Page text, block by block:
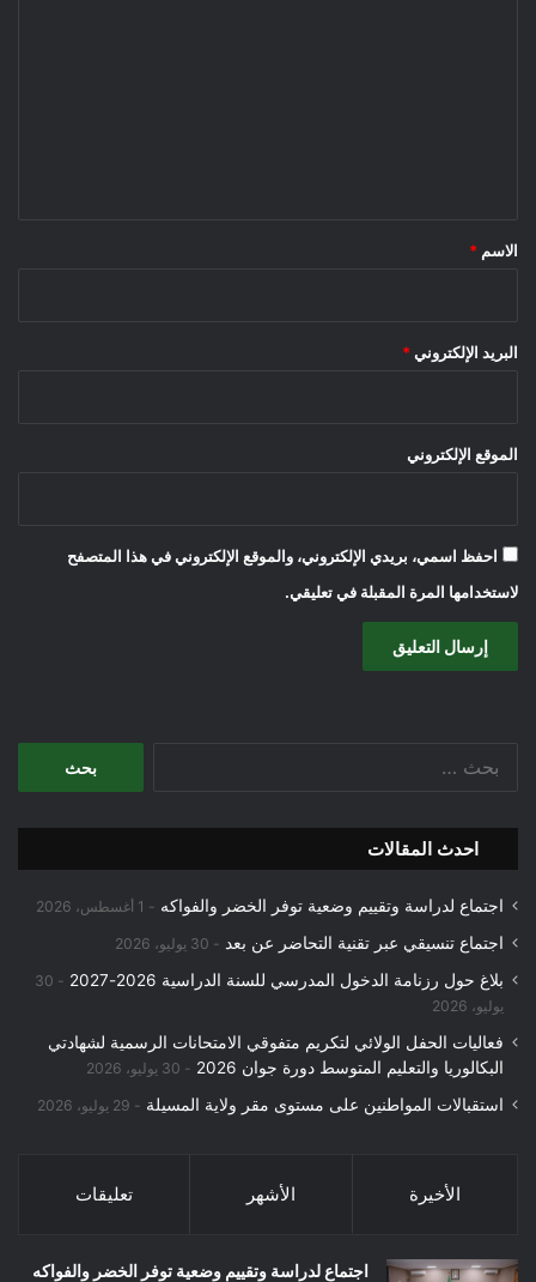
*
الاسم *
البريد الإلكتروني *
الموقع الإلكتروني
احفظ اسمي، بريدي الإلكتروني، والموقع الإلكتروني في هذا المتصفح
لاستخدامها المرة المقبلة في تعليقي.
احدث المقالات
اجتماع لدراسة وتقييم وضعية توفر الخضر والفواكه 1 أغسطس، 2026
اجتماع تنسيقي عبر تقنية التحاضر عن بعد 30 يوليو، 2026
بلاغ حول رزنامة الدخول المدرسي للسنة الدراسية 2026-2027
30
يوليو، 2026
فعاليات الحفل الولائي لتكريم متفوقي الامتحانات الرسمية لشهادتي
البكالوريا والتعليم المتوسط دورة جوان 2026
30 يوليو، 2026
استقبالات المواطنين على مستوى مقر ولاية المسيلة 29 يوليو، 2026
الأخيرة الأشهر تعليقات
اجتماع لدراسة وتقييم وضعية توفر الخضر والفواكه